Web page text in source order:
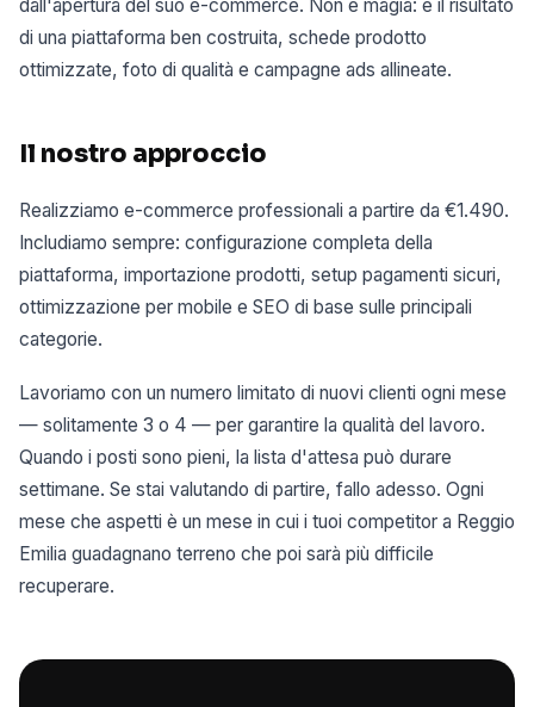
dall'apertura del suo e-commerce. Non è magia: è il risultato
di una piattaforma ben costruita, schede prodotto
ottimizzate, foto di qualità e campagne ads allineate.
Il nostro approccio
Realizziamo e-commerce professionali a partire da €1.490.
Includiamo sempre: configurazione completa della
piattaforma, importazione prodotti, setup pagamenti sicuri,
ottimizzazione per mobile e SEO di base sulle principali
categorie.
Lavoriamo con un numero limitato di nuovi clienti ogni mese
— solitamente 3 o 4 — per garantire la qualità del lavoro.
Quando i posti sono pieni, la lista d'attesa può durare
settimane. Se stai valutando di partire, fallo adesso. Ogni
mese che aspetti è un mese in cui i tuoi competitor a Reggio
Emilia guadagnano terreno che poi sarà più difficile
recuperare.